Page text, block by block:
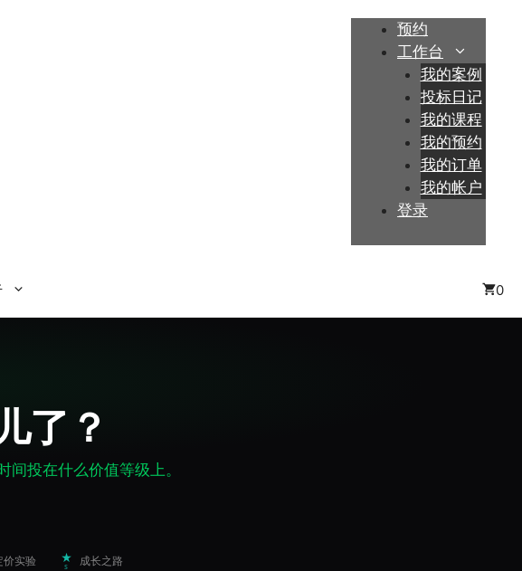
预约
工作台
我的案例
投标日记
我的课程
我的预约
我的订单
我的帐户
登录
0
了？
间投在什么价值等级上。
价实验 ★
S 成长之路